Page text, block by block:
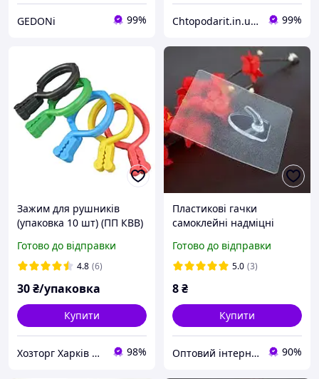
GEDONi 99% Chtopodarit.in.ua-інтернет-магазин цікавих подарунків 99%
Зажим для рушників
(упаковка 10 шт) (ПП КВВ)
Готово до відправки
4.8 (6)
30₴/упаковка
Купити
Хозторг Харків 2 - Господарські товари від відчизняних виробників 98%
Пластикові гачки
самоклейні надміцні
Готово до відправки
5.0 (3)
8₴
Купити
Оптовий інтернет-магазин "Big Opt" 90%